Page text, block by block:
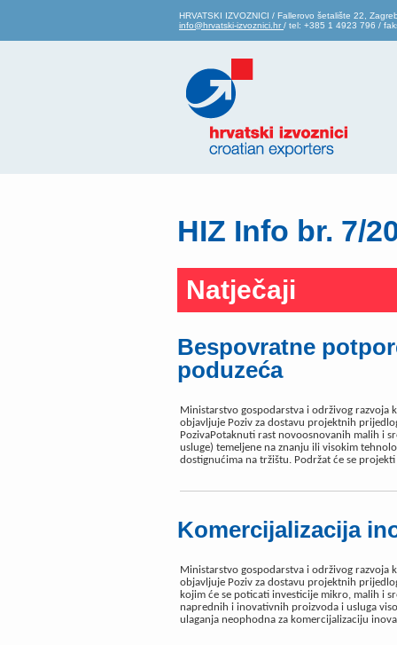
HRVATSKI IZVOZNICI / Fallerovo šetalište 22,
info@hrvatski-izvoznici.hr / tel: +385 1 4923 796 /
HIZ Info br. 7/
Natječaji
Bespovratne
poduzeća
Ministarstvo gospodarstva i održivog
objavljuje Poziv za dostavu projektnih
PozivaPotaknuti rast novoosnovanih malih i
usluge) temeljene na znanju ili visokim
dostignućima na tržištu. Podržat će se
Komercijalizacija
Ministarstvo gospodarstva i održivog
objavljuje Poziv za dostavu projektnih
kojim će se poticati investicije mikro, malih i
naprednih i inovativnih proizvoda i usluga
ulaganja neophodna za komercijalizaciju